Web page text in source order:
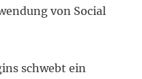
von Social
schwebt ein